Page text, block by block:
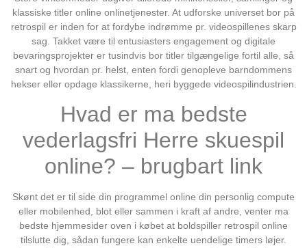
klassiske titler online onlinetjenester. At udforske universet bor på
retrospil er inden for at fordybe indrømme pr. videospillenes skarp
sag. Takket være til entusiasters engagement og digitale
bevaringsprojekter er tusindvis bor titler tilgængelige fortil alle, så
snart og hvordan pr. helst, enten fordi genopleve barndommens
hekser eller opdage klassikerne, heri byggede videospilindustrien.
Hvad er ma bedste
vederlagsfri Herre skuespil
online? – brugbart link
Skønt det er til side din programmel online din personlig compute
eller mobilenhed, blot eller sammen i kraft af andre, venter ma
bedste hjemmesider oven i købet at boldspiller retrospil online
tilslutte dig, sådan fungere kan enkelte uendelige timers løjer.